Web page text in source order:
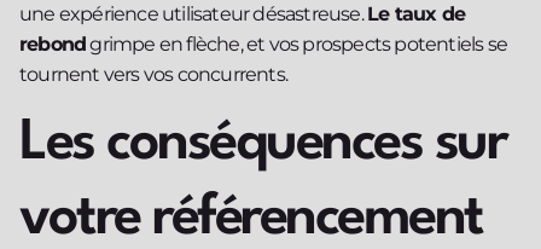
une expérience utilisateur désastreuse.Le taux de
rebondgrimpe en flèche, et vos prospects potentiels se
tournent vers vos concurrents.
Les conséquences sur
votre référencement